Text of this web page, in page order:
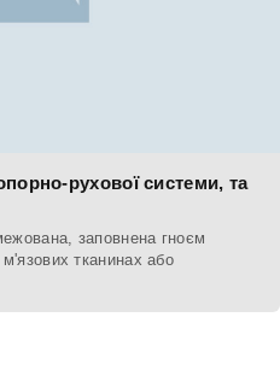
рухової системи, та
заповнена гноєм
тканинах або